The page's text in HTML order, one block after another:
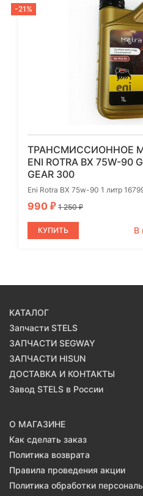
-21%
ТРАНСМИССИОННОЕ
ENI ROTRA BX 75W-
GEAR 300
Eni Rotra BX 75w-90 1 литр
990 ₽ 1 250₽
КУПИТЬ В
КАТАЛОГ
Запчасти STELS
ЗАПЧАСТИ SEGWAY
ЗАПЧАСТИ HISUN
ДОСТАВКА И КОНТАКТЫ
Завод STELS в России
О МАГАЗИНЕ
Как сделать заказ
Политика возврата
Правила проведения акции
Политика обработки